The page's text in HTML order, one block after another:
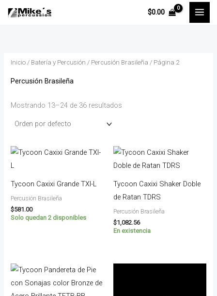
$0.00
Inicio / Batería y Percusión / Percusión Brasileña / Página 2
Percusión Brasileña
Mostrando 13–24 de 36 resultados
Tycoon Caxixi Grande TXI-L
Percusión Brasileña
$581.00
Solo quedan 2 disponibles
Tycoon Caxixi Shaker Doble
de Ratan TDRS
Percusión Brasileña
$1,082.56
En existencia